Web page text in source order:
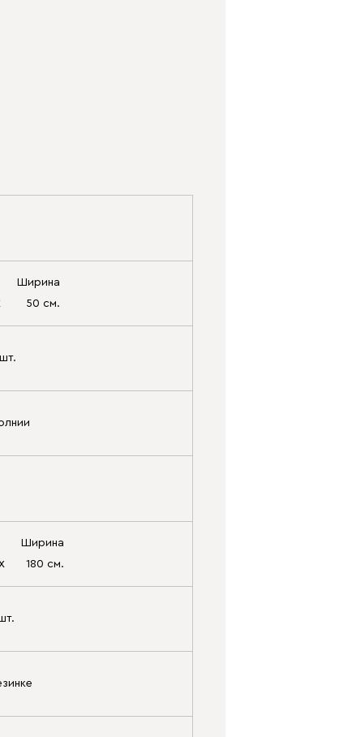
Ширина
50 см.
Ширина
180 см.